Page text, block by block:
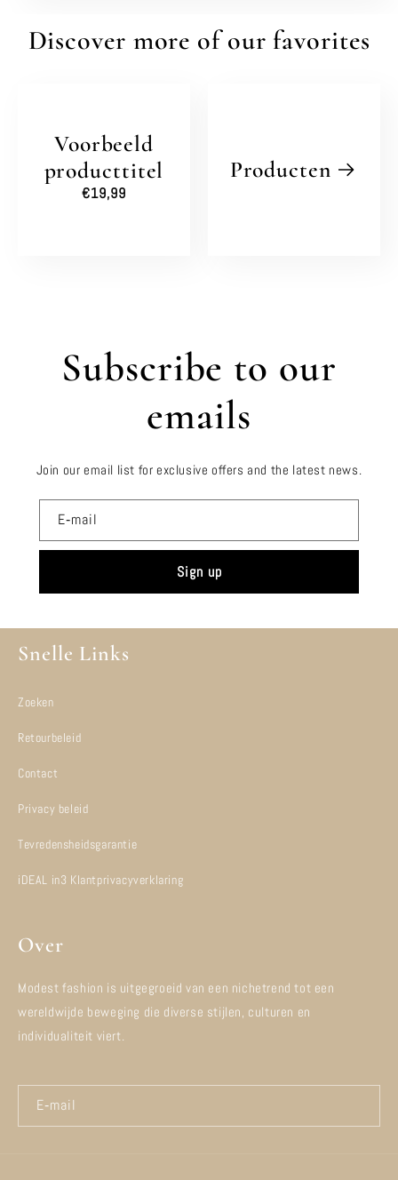
Discover more of our favorites
Voorbeeld
producttitel
Normale
€19,99
Producten
Subscribe to our
emails
Join our email list for exclusive offers and the latest news.
E‑mail
Sign up
Snelle Links
Zoeken
Retourbeleid
Contact
Privacy beleid
Tevredensheidsgarantie
iDEAL in3 Klantprivacyverklaring
Over
Modest fashion is uitgegroeid van een nichetrend tot een
wereldwijde beweging die diverse stijlen, culturen en
individualiteit viert.
E‑mail